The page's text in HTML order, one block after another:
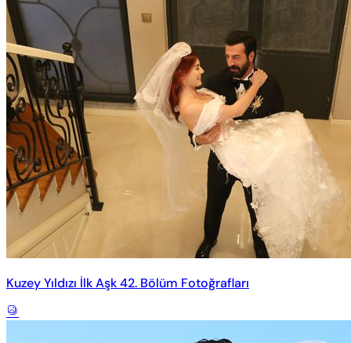
Kuzey Yıldızı İlk Aşk 42. Bölüm Fotoğrafları